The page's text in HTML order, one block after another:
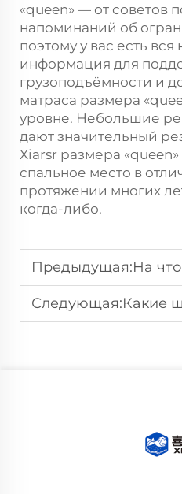
«queen» — от советов
напоминаний об
поэтому у вас есть
информация для
грузоподъёмности и
матраса размера
уровне. Небольшие
дают значительный
Xiarsr размера
спальное место в
протяжении многих
когда-либо.
Предыдущая:На что следует
Следующая:Какие шаги по техническому